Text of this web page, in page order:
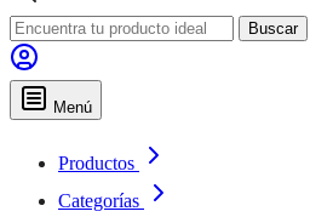
Buscar
Menú
Productos
Categorías